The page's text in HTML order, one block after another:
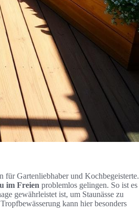
für Gartenliebhaber und Kochbegeisterte.
im Freien problemlos gelingen. So ist es
gewährleistet ist, um Staunässe zu
kann hier besonders